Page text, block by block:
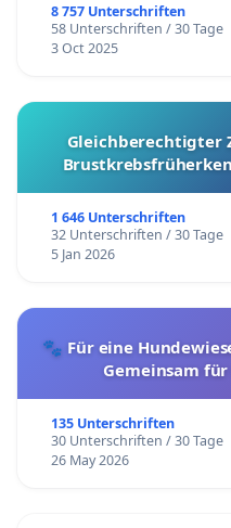
8 757 Unterschriften
58 Unterschriften / 30 Tage
3 Oct 2025
Gleichberechtigter
1 646 Unterschriften
32 Unterschriften / 30 Tage
5 Jan 2026
🐾 Für eine
Gemeinsam
135 Unterschriften
30 Unterschriften / 30 Tage
26 May 2026